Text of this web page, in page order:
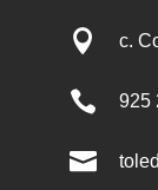
 c.
 925
